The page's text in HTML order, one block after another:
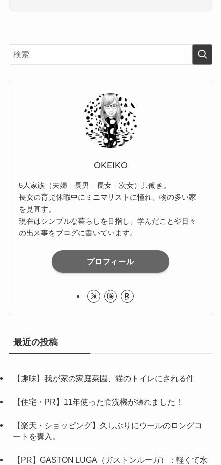
OKEIKO
5人家族（夫婦＋長男＋長女＋次女）共働き。
長女の育児休暇中にミニマリストに憧れ、物の多い家
を見直す。
現在はシンプルな暮らしを目指し、学んだことや日々
の出来事をブログに書いています。
プロフィール
最近の投稿
【趣味】我が家の家庭菜園、猫のトイレにされる件
【住宅・PR】11年使った食洗機が壊れました！
【楽天・ショッピング】久しぶりにウールのロングコ
ートを購入。
【PR】GASTON LUGA（ガストンルーガ）：軽くて水